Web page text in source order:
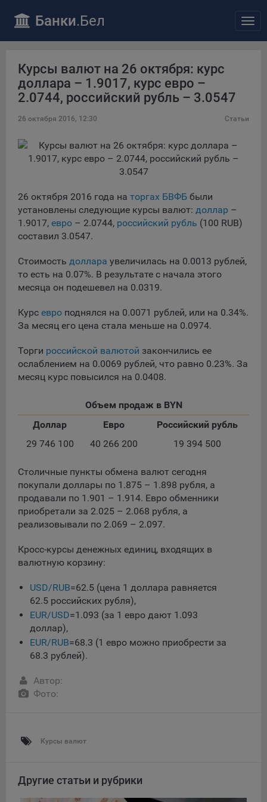
Общество с ограниченной ответственностью «Майфин»
подходит к соблюдению прав субъектов персональных
данных.
Утверждение положения о политике обработки файлов
cookie (далее –«Политика») является одной из
принимаемых Обществом мер по защите персональных
Беларусь от 7 мая 2021 г. № 99-З «О защите
персональных данных» (далее – «Закон»).
Политика разъясняет субъектам персональных данных,
Общества с доменным именем «bankibel.by», для каких
целей и каким образом Общество обрабатывает файлы
cookie, а также каким образом пользователи могут
контролировать процесс такой обработки.
сохраненными в браузере компьютера (мобильного
устройства) пользователя сайта Общества, указанных в
пункте 3 Политики, при их посещении для отражения
позволяют не вводить заново или выбирать те же
параметры при повторном посещении того или иного
Целями обработки файлов cookie являются:
Общество не использует файлы cookie для
На сайтах используются как файлы cookie первой
стороны (устанавливаемые сайтами, которые посещает
сервером, расположенным вне домена наших сайтов).
Общество обрабатывает обезличенные данные
пользователей сайта (включая файлы «cookie»),
собираемые с помощью сервисов Интернет-статистики,
которые служат для сбора информации о действиях
пользователей на сайте, улучшения качества сайта и его
содержания. Общество обрабатывает обезличенные
настройках браузера пользователя (включено
сохранение файлов cookie и использование технологии
На сайтах обрабатываются следующие типы файлов
cookie:
Общество может использовать файлы cookie для
рекламирования услуг пользователям сайта
«bankibel.by» на сторонних веб-сайтах. Например, если
может встретить рекламу Общества на некоторых
сторонних веб-сайтах.
объявлений. Такие файлы cookie, например, запоминают,
с помощью каких браузеров пользователи посещают
рекламной деятельности.
Банки.Бел
Курсы валют на 26 октября: курс
доллара – 1.9017, курс евро –
2.0744, российский рубль – 3.0547
26 октября 2016, 12:30 Статьи
26 октября 2016 года на торгах БВФБ были
установлены следующие курсы валют: доллар –
1.9017, евро – 2.0744, российский рубль (100 RUB)
составил 3.0547.
Стоимость доллара увеличилась на 0.0013 рублей,
то есть на 0.07%. В результате с начала этого
месяца он подешевел на 0.0319.
Курс евро поднялся на 0.0071 рублей, или на 0.34%.
За месяц его цена стала меньше на 0.0974.
Торги российской валютой закончились ее
ослаблением на 0.0069 рублей, что равно 0.23%. За
месяц курс повысился на 0.0408.
Объем продаж в BYN
Доллар
Евро
Российский рубль
29 746 100
40 266 200 19 394 500
Столичные пункты обмена валют сегодня
покупали доллары по 1.875 – 1.898 рубля, а
продавали по 1.901 – 1.914. Евро обменники
приобретали за 2.025 – 2.068 рубля, а
реализовывали по 2.069 – 2.097.
Кросс-курсы денежных единиц, входящих в
валютную корзину:
USD/RUB=62.5 (цена 1 доллара равняется
62.5 российских рубля),
EUR/USD=1.093 (за 1 евро дают 1.093
доллар),
EUR/RUB=68.3 (1 евро можно приобрести за
68.3 рублей).
Автор:
Фото:
Курсы валют
Другие статьи и рубрики